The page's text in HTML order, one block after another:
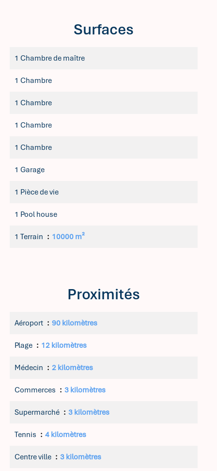
Surfaces
1 Chambre de maître
1 Chambre
1 Chambre
1 Chambre
1 Chambre
1 Garage
1 Pièce de vie
1 Pool house
1 Terrain 10000 m²
Proximités
Aéroport 90 kilomètres
Plage 12 kilomètres
Médecin 2 kilomètres
Commerces 3 kilomètres
Supermarché 3 kilomètres
Tennis 4 kilomètres
Centre ville 3 kilomètres